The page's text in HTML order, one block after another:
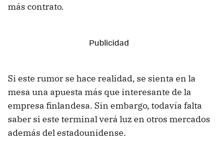
más contrato.
Si este rumor se hace realidad, se sienta en la
mesa una apuesta más que interesante de la
empresa finlandesa. Sin embargo, todavía falta
saber si este terminal verá luz en otros mercados
además del estadounidense.